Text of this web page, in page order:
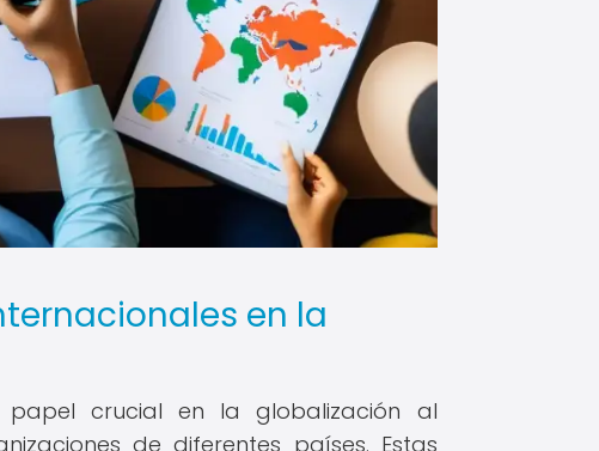
en la
papel crucial en la globalización al
de diferentes países. Estas